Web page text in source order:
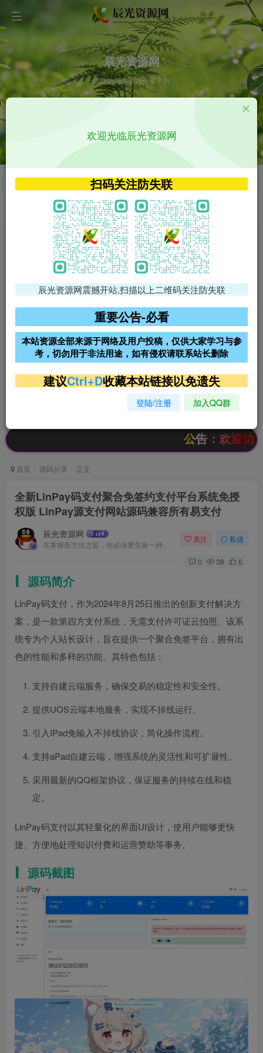
辰光资源网
优质的网络资源分享平台
VIP特权介绍 APP源码
VIP特权介绍
火
VIP特权介绍
影视源码
影视源码
免费领支付宝红包
腾讯轻量4核4G3M服务器38元/
阿里云2核2G200M服务器68元/
年
雨云高防免备案服务器
超低价文字广告位招租 超低价文字广告位招租
超低价文字广告位招租
公告：欢迎访问辰光
首页 源码分享 正文
全新LinPay码支付聚合免签约支付平台系统免授
权版 LinPay源支付网站源码兼容所有易支付
辰光资源网 关注 私信
0 38 6
源码简介
LinPay码支付，作为2024年8月25日推出的创新支付解决方
案，是一款第四方支付系统，无需支付许可证云拍照。该系
统专为个人站长设计，旨在提供一个聚合免签平台，拥有出
色的性能和多样的功能。其特色包括：
支持自建云端服务，确保交易的稳定性和安全性。
提供UOS云端本地服务，实现不掉线运行。
引入IPad免输入不掉线协议，简化操作流程。
支持aPad自建云端，增强系统的灵活性和可扩展性。
采用最新的QQ框架协议，保证服务的持续在线和稳
定。
LinPay码支付以其轻量化的界面UI设计，使用户能够更快
捷、方便地处理知识付费和运营赞助等事务。
源码截图
欢迎光临辰光资源网
扫码关注防失联
辰光资源网震撼开站,扫描以上二维码关注防失联
重要公告-必看
本站资源全部来源于网络及用户投稿，仅供大家学习与参
考，切勿用于非法用途，如有侵权请联系站长删除
建议Ctrl+D收藏本站链接以免遗失
登陆/注册 加入QQ群